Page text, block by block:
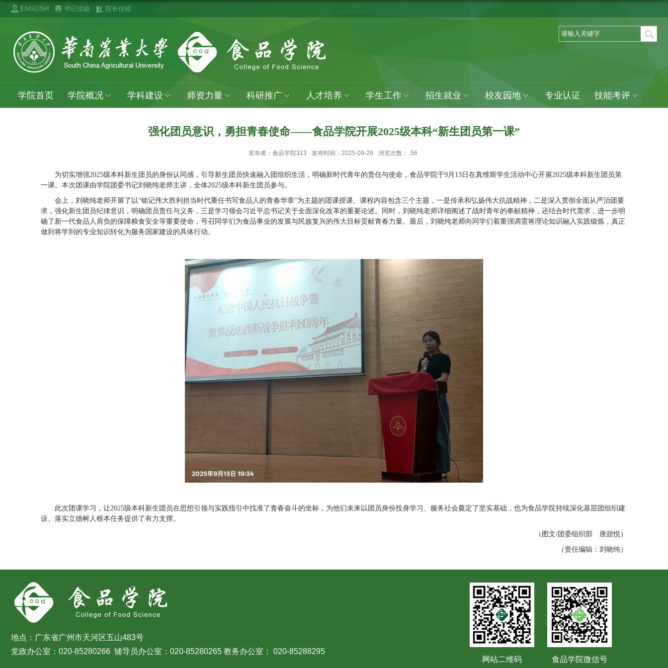
ENGLISH 书记信箱 院长信箱
学院首页 学院概况 学科建设 师资力量 科研推广 人才培养 学生工作 招生就业 校友园地 专业认证 技能考评
强化团员意识，勇担青春使命——食品学院开展2025级本科“新生团员第一课”
发布者：食品学院313 发布时间：2025-09-29 浏览次数： 56
为切实增强2025级本科新生团员的身份认同感，引导新生团员快速融入团组织生活，明确新时代青年的责任与使命，食品学院于9月13日在真维斯学生活动中心开展2025级本科新生团员第
一课。本次团课由学院团委书记刘晓纯老师主讲，全体2025级本科新生团员参与。
会上，刘晓纯老师开展了以“铭记伟大胜利担当时代重任书写食品人的青春华章”为主题的团课授课。课程内容包含三个主题，一是传承和弘扬伟大抗战精神，二是深入贯彻全面从严治团要
求，强化新生团员纪律意识，明确团员责任与义务，三是学习领会习近平总书记关于全面深化改革的重要论述。同时，刘晓纯老师详细阐述了战时青年的奉献精神，还结合时代需求，进一步明
确了新一代食品人肩负的保障粮食安全等重要使命，号召同学们为食品事业的发展与民族复兴的伟大目标贡献青春力量。最后，刘晓纯老师向同学们着重强调需将理论知识融入实践锻炼，真正
做到将学到的专业知识转化为服务国家建设的具体行动。
此次团课学习，让2025级本科新生团员在思想引领与实践指引中找准了青春奋斗的坐标，为他们未来以团员身份投身学习、服务社会奠定了坚实基础，也为食品学院持续深化基层团组织建
设、落实立德树人根本任务提供了有力支撑。
（图文/团委组织部 唐甜悦）
（责任编辑：刘晓纯）
地点：广东省广州市天河区五山483号
党政办公室：020-85280266 辅导员办公室：020-85280265 教务办公室： 020-85288295
网站二维码
食品学院微信号